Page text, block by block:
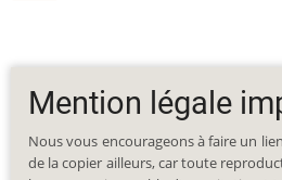
Mention légale
Nous vous encourageons à faire un
de la copier ailleurs, car toute